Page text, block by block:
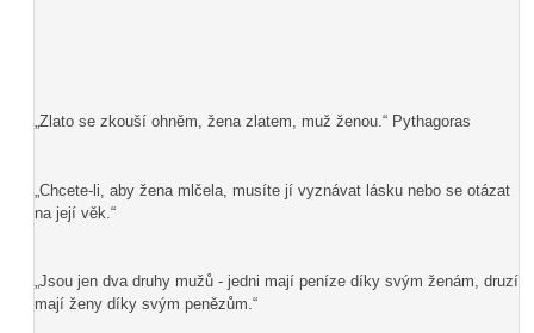
„Zlato se zkouší ohněm, žena zlatem, muž ženou.“ Pythagoras
„Chcete-li, aby žena mlčela, musíte jí vyznávat lásku nebo se otázat
na její věk.“
„Jsou jen dva druhy mužů - jedni mají peníze díky svým ženám, druzí
mají ženy díky svým penězům.“